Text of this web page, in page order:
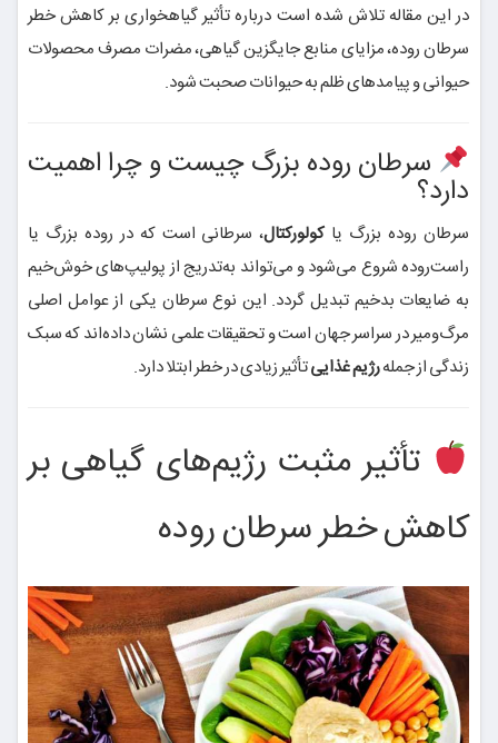
در این مقاله تلاش شده است درباره تأثیر گیاهخواری بر کاهش خطر
سرطان روده، مزایای منابع جایگزین گیاهی، مضرات مصرف محصولات
حیوانی و پیامدهای ظلم به حیوانات صحبت شود.
سرطان روده بزرگ چیست و چرا اهمیت
دارد؟
سرطان روده بزرگ یاکولورکتال، سرطانی است که در روده بزرگ یا
راست‌روده شروع می‌شود و می‌تواند به‌تدریج از پولیپ‌های خوش‌خیم
به ضایعات بدخیم تبدیل گردد. این نوع سرطان یکی از عوامل اصلی
مرگ‌ومیر در سراسر جهان است و تحقیقات علمی نشان داده‌اند که سبک
زندگی از جملهرژیم غذاییتأثیر زیادی در خطر ابتلا دارد.
تأثیر مثبت رژیم‌های گیاهی بر
کاهش خطر سرطان روده